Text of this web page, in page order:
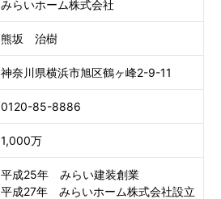
みらいホーム株式会社
熊坂 治樹
神奈川県横浜市旭区鶴ヶ峰2-9-11
0120-85-8886
1,000万
平成25年 みらい建装創業
平成27年 みらいホーム株式会社設立